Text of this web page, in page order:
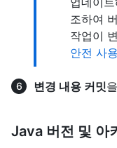
조하여
작업이
안전 사
변경 내용 커밋
Java 버전 및 아